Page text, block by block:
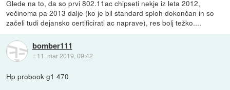
Glede na to, da so prvi 802.11ac chipseti nekje iz leta 2012,
večinoma pa 2013 dalje (ko je bil standard sploh dokončan in so
začeli tudi dejansko certificirati ac naprave), res bolj težko....
bomber111
:: 11. mar 2019, 09:42
Hp probook g1 470